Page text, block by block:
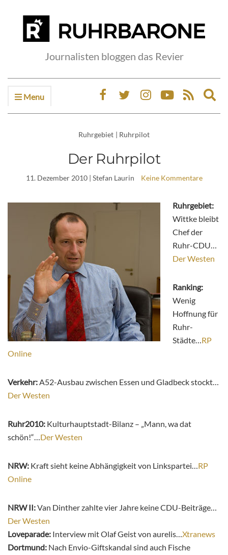
Journalisten bloggen das Revier
Menu
Ruhrgebiet | Ruhrpilot
Der Ruhrpilot
11. Dezember 2010| Stefan Laurin Keine Kommentare
Ruhrgebiet:
Wittke bleibt
Chef der
Ruhr-CDU…
Der Westen
Ranking:
Wenig
Hoffnung für
Ruhr-
Städte…RP
Online
Verkehr:A52-Ausbau zwischen Essen und Gladbeck stockt…
Der Westen
Ruhr2010: Kulturhauptstadt-Bilanz – „Mann, wa dat
schön!“…Der Westen
NRW: Kraft sieht keine Abhängigkeit von Linkspartei…RP
Online
NRW II:Van Dinther zahlte vier Jahre keine CDU-Beiträge…
Der Westen
Loveparade: Interview mit Olaf Geist von aurelis…Xtranews
Dortmund: Nach Envio-Giftskandal sind auch Fische